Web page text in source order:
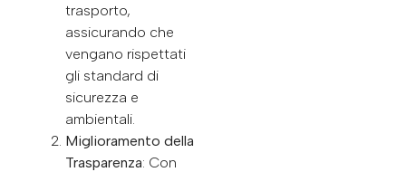
trasporto,
assicurando che
vengano rispettati
gli standard di
sicurezza e
ambientali.
Miglioramento della
Trasparenza: Con